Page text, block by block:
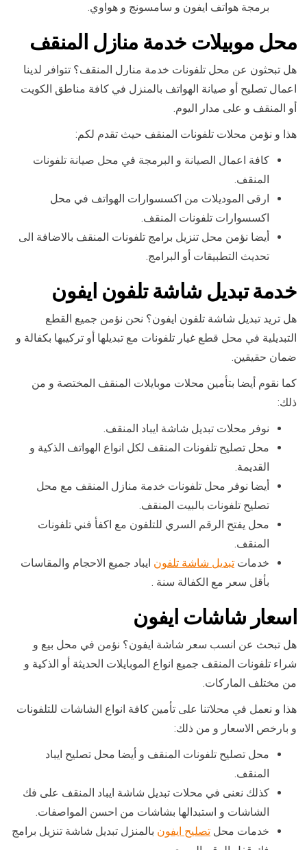
برمجة هواتف ايفون و سامسونج و هواوي.
محل موبيلات خدمة منازل المنقف
هل تبحثون عن محل تلفونات خدمة منارل المنقف؟ تتوافر لدينا
اعمال تصليح أو صيانة الهواتف بالمنزل في كافة مناطق الكويت
أو المنقف و على مدار اليوم.
هذا و نؤمن محلات تلفونات المنقف حيث تقدم لكم:
كافة اعمال الصيانة و البرمجة في محل صيانة تلفونات
المنقف.
ارقى الموديلات من اكسسوارات الهواتف في محل
اكسسوارات تلفونات المنقف.
أيضا نؤمن محل تنزيل برامج تلفونات المنقف بالاضافة الى
تحديث التطبيقات أو البرامج.
خدمة تبديل شاشة تلفون ايفون
هل تريد تبديل شاشة تلفون ايفون؟ نحن نؤمن جميع القطع
التبديلية في محل قطع غيار تلفونات مع تبديلها أو تركيبها بكفالة و
ضمان حقيقين.
كما نقوم أيضا بتأمين محلات موبايلات المنقف المختصة و من
ذلك:
نوفر محلات تبديل شاشة ايباد المنقف.
محل تصليح تلفونات المنقف لكل انواع الهواتف الذكية و
القديمة.
أيضا نوفر محل تلفونات خدمة منازل المنقف مع محل
تصليح تلفونات بالبيت المنقف.
محل يفتح الرقم السري للتلفون مع اكفأ فني تلفونات
المنقف.
خدمات تبديل شاشة تلفون ايباد جميع الاحجام والمقاسات
بأقل سعر مع الكفالة سنة .
اسعار شاشات ايفون
هل تبحث عن انسب سعر شاشة ايفون؟ نؤمن في محل بيع و
شراء تلفونات المنقف جميع انواع الموبايلات الحديثة أو الذكية و
من مختلف الماركات.
هذا و نعمل في محلاتنا على تأمين كافة انواع الشاشات للتلفونات
و بارخص الاسعار و من ذلك:
محل تصليح تلفونات المنقف و أيضا محل تصليح ايباد
المنقف.
كذلك نعنى في محلات تبديل شاشة ايباد المنقف على فك
الشاشات و استبدالها بشاشات من احسن المواصفات.
خدمات محل تصليح ايفون بالمنزل تبديل شاشة تنزيل برامج